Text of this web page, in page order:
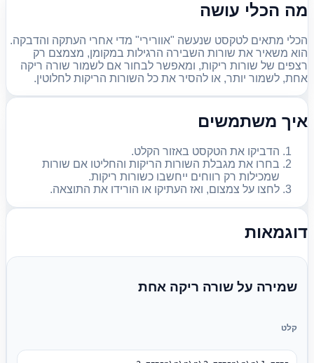
מה הכלי עושה
הכלי מתאים לטקסט שנעשה "אוורירי" מדי אחרי העתקה והדבקה.
הוא משאיר את שורות השבירה הרגילות במקומן, מצמצם רק
רצפים של שורות ריקות, ומאפשר לבחור אם לשמור שורה ריקה
אחת, לשמור יותר, או להסיר את כל השורות הריקות לחלוטין.
איך משתמשים
הדביקו את הטקסט באזור הקלט.
בחרו את מגבלת השורות הריקות והחליטו אם שורות
שמכילות רק רווחים ייחשבו כשורות ריקות.
לחצו על צמצום, ואז העתיקו או הורידו את התוצאה.
דוגמאות
שמירה על שורה ריקה אחת
קלט